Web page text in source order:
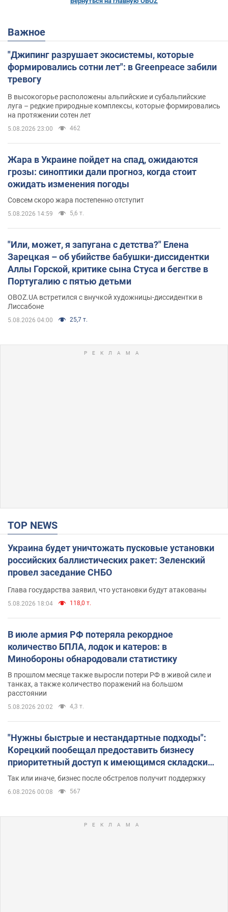
Важное
"Джипинг разрушает экосистемы, которые
формировались сотни лет": в Greenpeace забили
тревогу
В высокогорье расположены альпийские и субальпийские
луга – редкие природные комплексы, которые формировались
на протяжении сотен лет
5.08.2026 23:00 462
Жара в Украине пойдет на спад, ожидаются
грозы: синоптики дали прогноз, когда стоит
ожидать изменения погоды
Совсем скоро жара постепенно отступит
5.08.2026 14:59 5,6 т.
"Или, может, я запугана с детства?" Елена
Зарецкая – об убийстве бабушки-диссидентки
Аллы Горской, критике сына Стуса и бегстве в
Португалию с пятью детьми
OBOZ.UA встретился с внучкой художницы-диссидентки в
Лиссабоне
5.08.2026 04:00 25,7 т.
TOP NEWS
Украина будет уничтожать пусковые установки
российских баллистических ракет: Зеленский
провел заседание СНБО
Глава государства заявил, что установки будут атакованы
5.08.2026 18:04 118,0 т.
В июле армия РФ потеряла рекордное
количество БПЛА, лодок и катеров: в
Минобороны обнародовали статистику
В прошлом месяце также выросли потери РФ в живой силе и
танках, а также количество поражений на большом
расстоянии
5.08.2026 20:02 4,3 т.
"Нужны быстрые и нестандартные подходы":
Корецкий пообещал предоставить бизнесу
приоритетный доступ к имеющимся складским
помещениям
Так или иначе, бизнес после обстрелов получит поддержку
6.08.2026 00:08 567